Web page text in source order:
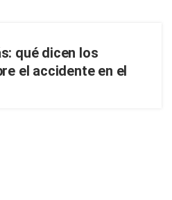
qué dicen los
el accidente en el